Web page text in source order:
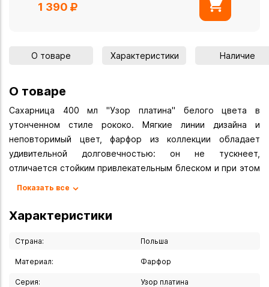
1 390
О товаре Характеристики Наличие
О товаре
Сахарница 400 мл "Узор платина" белого цвета в
утонченном стиле рококо. Мягкие линии дизайна и
неповторимый цвет, фарфор из коллекции обладает
удивительной долговечностью: он не тускнеет,
отличается стойким привлекательным блеском и при этом
указанных ниже магазинах в Иркутске и в Ангарске, а
всей России.
Показать все
Характеристики
Страна: Польша
Материал: Фарфор
Серия: Узор платина